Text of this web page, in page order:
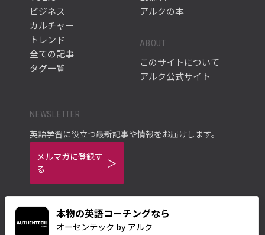
本物の英語コーチングなら
オーセンテック by アルク
ビジネス
カルチャー
トレンド
全ての記事
タグ一覧
アルクの本
ABOUT
このサイトについて
アルク公式サイト
NEWSLETTER
英語学習に役立つ最新記事や情報をお届けします。
メルマガに登録す
る